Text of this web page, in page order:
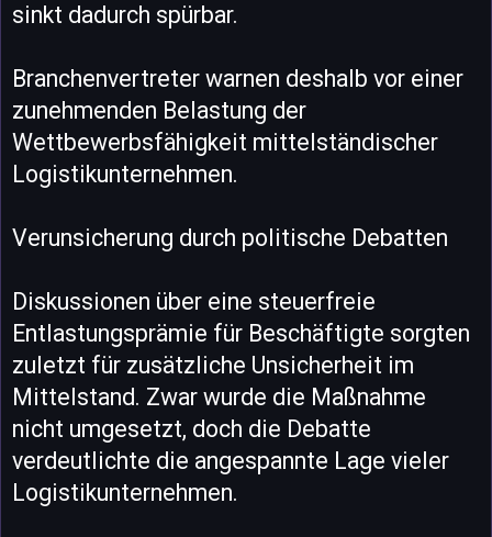
sinkt dadurch spürbar.
Branchenvertreter warnen deshalb vor einer
zunehmenden Belastung der
Wettbewerbsfähigkeit mittelständischer
Logistikunternehmen.
Verunsicherung durch politische Debatten
Diskussionen über eine steuerfreie
Entlastungsprämie für Beschäftigte sorgten
zuletzt für zusätzliche Unsicherheit im
Mittelstand. Zwar wurde die Maßnahme
nicht umgesetzt, doch die Debatte
verdeutlichte die angespannte Lage vieler
Logistikunternehmen.